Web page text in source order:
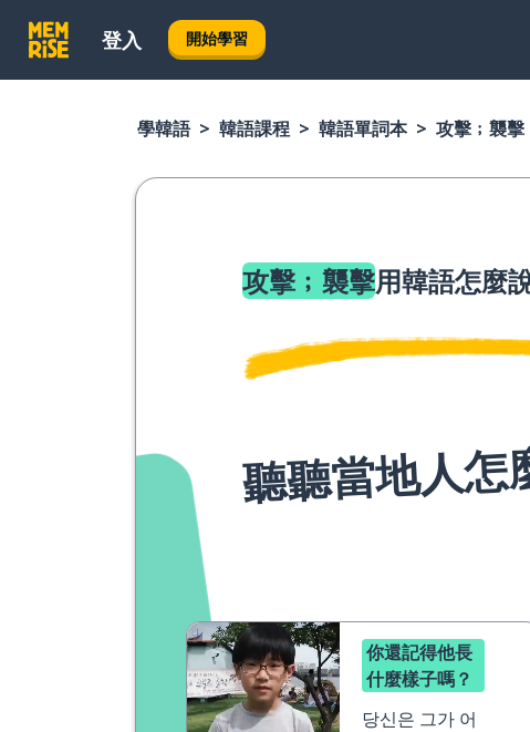
登入 開始學習
學韓語 韓語課程 韓語單詞本 攻擊﹔襲擊
攻擊﹔襲擊用韓語怎麼
聽聽當地人怎
你還記得他長
什麼樣子嗎？
당신은 그가 어